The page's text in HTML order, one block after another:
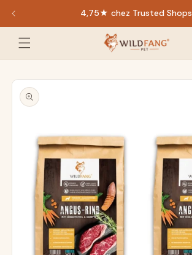
directement
au contenu
4,75★ chez Trusted Shops
informations
sur le
produit